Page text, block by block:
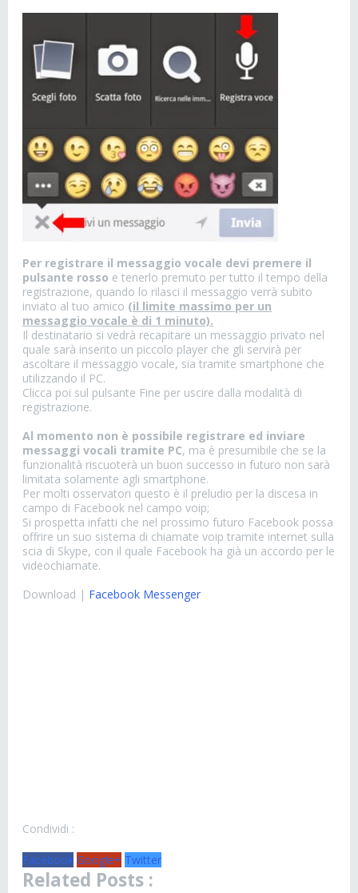
Per registrare il messaggio vocale devi premere il
pulsante rosso e tenerlo premuto per tutto il tempo della
registrazione, quando lo rilasci il messaggio verrà subito
inviato al tuo amico (il limite massimo per un
messaggio vocale è di 1 minuto).
Il destinatario si vedrà recapitare un messaggio privato nel
quale sarà inserito un piccolo player che gli servirà per
ascoltare il messaggio vocale, sia tramite smartphone che
utilizzando il PC.
Clicca poi sul pulsante Fine per uscire dalla modalità di
registrazione.
Al momento non è possibile registrare ed inviare
messaggi vocali tramite PC, ma è presumibile che se la
funzionalità riscuoterà un buon successo in futuro non sarà
limitata solamente agli smartphone.
Per molti osservatori questo è il preludio per la discesa in
campo di Facebook nel campo voip;
Si prospetta infatti che nel prossimo futuro Facebook possa
offrire un suo sistema di chiamate voip tramite internet sulla
scia di Skype, con il quale Facebook ha già un accordo per le
videochiamate.
Download | Facebook Messenger
Condividi :
Facebook Google+ Twitter
Related Posts :